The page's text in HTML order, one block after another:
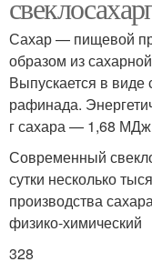
Сахар — пищевой
образом из
Выпускается в виде
рафинада.
г сахара — 1,68 МДж
Современный
сутки несколько
производства
физико-химический
328